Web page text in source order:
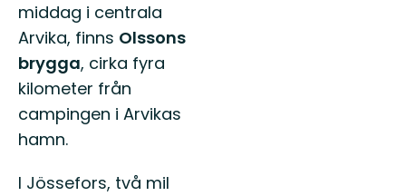
middag i centrala
Arvika, finns Olssons
brygga, cirka fyra
kilometer från
campingen i Arvikas
hamn.
I Jössefors, två mil